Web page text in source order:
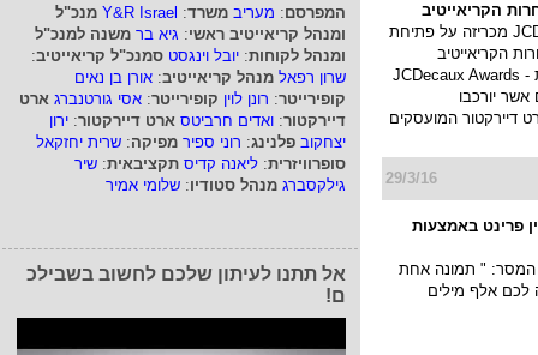
המפרסם: מעריב משרד:
Y&R Israel מנכ"ל
ומנהל קריאייטיב ראשי: גיא בר משנה למנכ"ל
ומנהל לקוחות: יובל וינגסט סמנכ"ל קריאייטיב:
שרון רפאל מנהל קריאייטיב: אורן בן נאים
קופירייטר: רונן לוין קופירייטר: אסי גורטנברג ארט
דיירקטור: ואדים חרביטס ארט דיירקטור: ירון
יצחקוב פלנינג: רוני ספיר מפיקה: שרית יחזקאל
סופרוויזרית: ליאנה קדיס תקציבאית: שיר
גילקסברג מנהל סטודיו: שלומי אמיר
אל תתנו לעיתון שלכם לחשוב בשבילכ
ם!
הקריאייטיב
חברת JCDecaux מכריזה על פתיחת
הקריאייטיב
בפרסום חוצות - JCDecaux Awards
אשר יורכבו
דיירקטור המועסקים
29/3/16
פרינט באמצעות
המסר: " תמונה אחת
לכם אלף מילים